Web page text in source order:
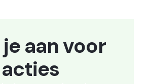
aan voor